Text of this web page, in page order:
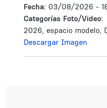
Fecha: 03/08/2026 -
Categorías Foto/Video:
2026, espacio modelo,
Descargar Imagen